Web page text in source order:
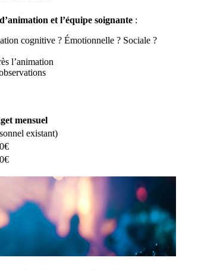
et l’équipe soignante :
cognitive ? Émotionnelle ? Sociale ?
l’animation
mensuel
existant)